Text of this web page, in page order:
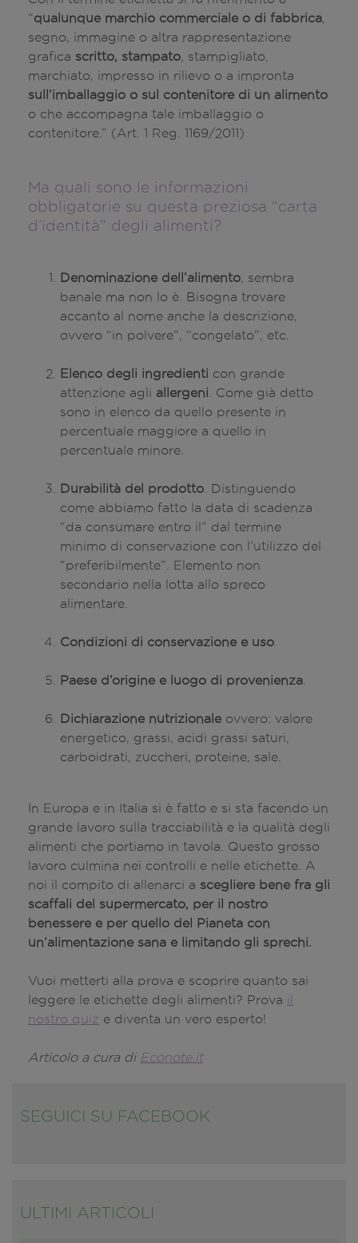
“qualunque marchio commerciale o di fabbrica
segno, immagine o altra rappresentazione
grafica scritto, stampato , stampigliato,
marchiato, impresso in rilievo o a impronta
sull’imballaggio o sul contenitore di un alimento
o che accompagna tale imballaggio o
contenitore.” (Art. 1 Reg. 1169/2011)
Ma quali sono le informazioni
obbligatorie su questa preziosa “carta
d’identità” degli alimenti?
Denominazione dell’alimento, sembra
banale ma non lo è. Bisogna trovare
accanto al nome anche la descrizione,
ovvero “in polvere”, “congelato”, etc.
Elenco degli ingredienti con grande
attenzione agli allergeni. Come già detto
sono in elenco da quello presente in
percentuale maggiore a quello in
percentuale minore.
Durabilità del prodotto. Distinguendo
come abbiamo fatto la data di scadenza
“da consumare entro il” dal termine
minimo di conservazione con l’utilizzo del
“preferibilmente”. Elemento non
secondario nella lotta allo spreco
alimentare.
Condizioni di conservazione e uso.
Paese d’origine e luogo di provenienza.
Dichiarazione nutrizionale ovvero: valore
energetico, grassi, acidi grassi saturi,
carboidrati, zuccheri, proteine, sale.
In Europa e in Italia si è fatto e si sta facendo un
grande lavoro sulla tracciabilità e la qualità degli
alimenti che portiamo in tavola. Questo grosso
lavoro culmina nei controlli e nelle etichette. A
noi il compito di allenarci a scegliere bene fra gli
scaffali del supermercato, per il nostro
benessere e per quello del Pianeta con
un’alimentazione sana e limitando gli sprechi.
Vuoi metterti alla prova e scoprire quanto sai
leggere le etichette degli alimenti? Prova
nostro quiz e diventa un vero esperto!
Articolo a cura di Econote.it
SEGUICI SU FACEBOOK
ULTIMI ARTICOLI